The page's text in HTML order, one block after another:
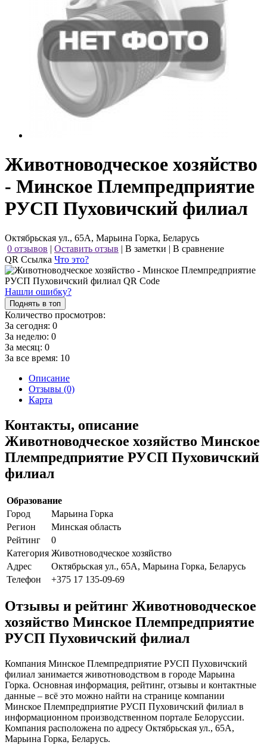
Животноводческое хозяйство
- Минское Племпредприятие
РУСП Пуховичский филиал
Октябрьская ул., 65А, Марьина Горка, Беларусь
0 отзывов | Оставить отзыв | В заметки | В сравнение
QR Ссылка Что это?
Нашли ошибку?
Поднять в топ
Количество просмотров:
За сегодня: 0
За неделю: 0
За месяц: 0
За все время: 10
Описание
Отзывы (0)
Карта
Контакты, описание
Животноводческое хозяйство Минское
Племпредприятие РУСП Пуховичский
филиал
Образование
Город
Марьина Горка
Регион
Минская область
Рейтинг
0
Категория Животноводческое хозяйство
Адрес
Октябрьская ул., 65А, Марьина Горка, Беларусь
Телефон
+375 17 135-09-69
Отзывы и рейтинг Животноводческое
хозяйство Минское Племпредприятие
РУСП Пуховичский филиал
Компания Минское Племпредприятие РУСП Пуховичский
филиал занимается животноводством в городе Марьина
Горка. Основная информация, рейтинг, отзывы и контактные
данные – всё это можно найти на странице компании
Минское Племпредприятие РУСП Пуховичский филиал в
информационном производственном портале Белоруссии.
Компания расположена по адресу Октябрьская ул., 65А,
Марьина Горка, Беларусь.